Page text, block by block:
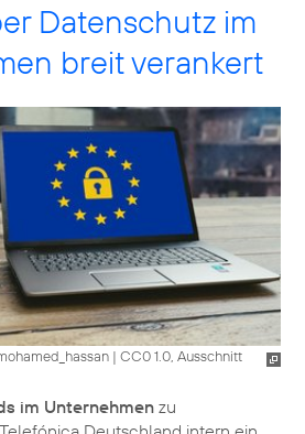
Datenschutz im
breit verankert
| CC0 1.0, Ausschnitt
im Unternehmen zu